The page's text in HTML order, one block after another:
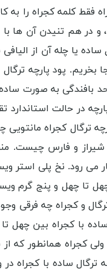
فقط کلمه کجراه
در هم تنیدن آن ها
ساده یا چله آن از
پود پارچه
بافندگی به صورت
در حالت
ترگال کجراه
شیراز و فارس چیست.
می رود. نخ پلی
چهل و پنج گرم
و کجراه چه فرقی
با کجراه بین چهل
کجراه همانطور که
ساده با کجراه